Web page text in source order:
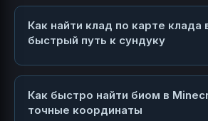
Как найти клад по карте клада
быстрый путь к сундуку
Как быстро найти биом в
точные координаты